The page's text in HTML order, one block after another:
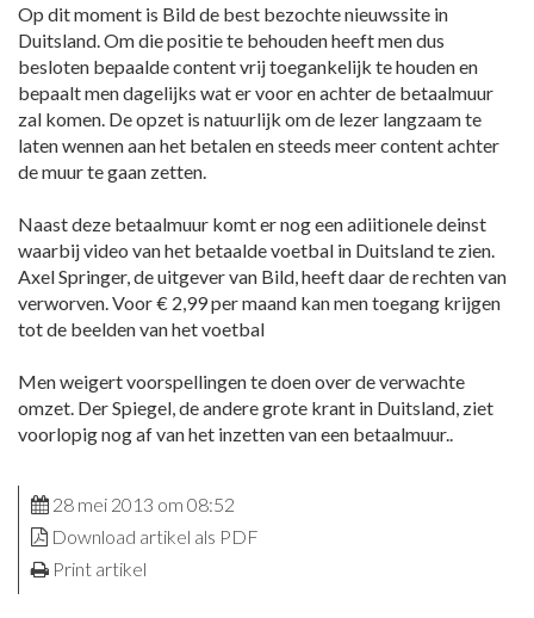
Op dit moment is Bild de best bezochte nieuwssite in
Duitsland. Om die positie te behouden heeft men dus
besloten bepaalde content vrij toegankelijk te houden en
bepaalt men dagelijks wat er voor en achter de betaalmuur
zal komen. De opzet is natuurlijk om de lezer langzaam te
laten wennen aan het betalen en steeds meer content achter
de muur te gaan zetten.
Naast deze betaalmuur komt er nog een adiitionele deinst
waarbij video van het betaalde voetbal in Duitsland te zien.
Axel Springer, de uitgever van Bild, heeft daar de rechten van
verworven. Voor € 2,99 per maand kan men toegang krijgen
tot de beelden van het voetbal
Men weigert voorspellingen te doen over de verwachte
omzet. Der Spiegel, de andere grote krant in Duitsland, ziet
voorlopig nog af van het inzetten van een betaalmuur..
28 mei 2013 om 08:52
Download artikel als PDF
Print artikel